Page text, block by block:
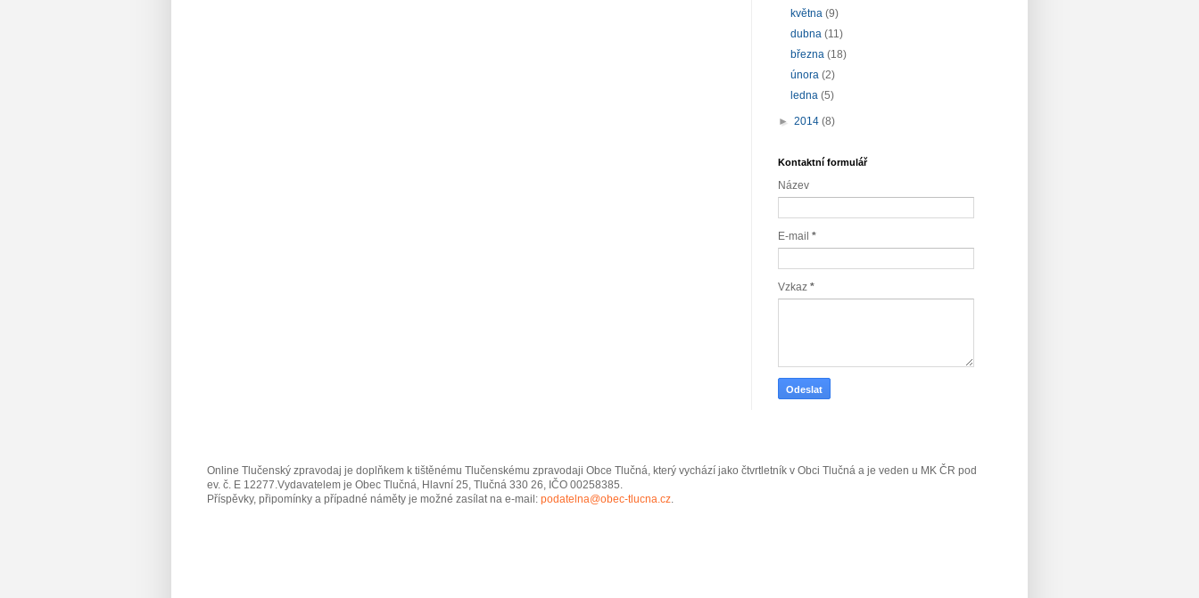
května(9)
dubna(11)
března(18)
února(2)
ledna(5)
► 2014 (8)
Kontaktní formulář
Název
E-mail *
Vzkaz *
Online Tlučenský zpravodaj je doplňkem k tištěnému Tlučenskému zpravodaji Obce Tlučná, který vychází jako čtvrtletník v Obci Tlučná a je veden u MK ČR pod
ev. č. E 12277.Vydavatelem je Obec Tlučná, Hlavní 25, Tlučná 330 26, IČO 00258385.
Příspěvky, připomínky a případné náměty je možné zasílat na e-mail: podatelna@obec-tlucna.cz.